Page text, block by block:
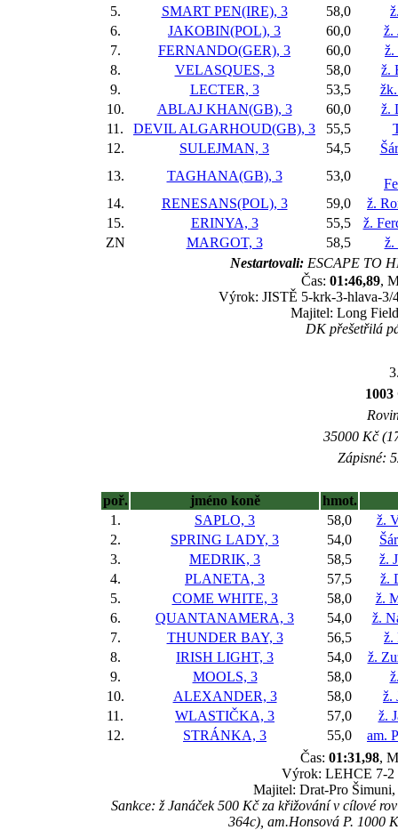
5.
SMART PEN(IRE), 3 58,0
6.
JAKOBIN(POL), 3 60,0
ž.
7.
FERNANDO(GER), 3 60,0
ž.
8.
VELASQUES, 3 58,0
ž.
9.
LECTER, 3 53,5
10.
ABLAJ KHAN(GB), 3 60,0
ž.
11.
DEVIL ALGARHOUD(GB), 3 55,5
12.
SULEJMAN, 3 54,5
13.
TAGHANA(GB), 3 53,0
14.
RENESANS(POL), 3 59,0
ž.
15.
ERINYA, 3 55,5
ž.
ZN
MARGOT, 3 58,5
ž.
Nestartovali: ESCAPE TO
Čas: 01:46,89,
Výrok: JISTĚ 5-krk-3-hlava-3/
Majitel: Long
DK přešetřilá
35000 Kč
Zápisné:
poř. jméno koně
hmot.
1.
SAPLO, 3 58,0
ž.
2.
SPRING LADY, 3 54,0
3.
MEDRIK, 3 58,5
ž.
4.
PLANETA, 3 57,5
ž.
5.
COME WHITE, 3 58,0
ž.
6.
QUANTANAMERA, 3 54,0
ž.
7.
THUNDER BAY, 3 56,5
ž.
8.
IRISH LIGHT, 3 54,0
ž.
9.
MOOLS, 3 58,0
10.
ALEXANDER, 3 58,0
ž.
11.
WLASTIČKA, 3 57,0
ž.
12.
STRÁNKA, 3 55,0
am.
Čas: 01:31,98,
Výrok: LEHCE 7-2
Majitel: Drat-Pro Šimuni,
Sankce: ž Janáček 500 Kč za křižování v cílové
364c), am.Honsová P. 1000